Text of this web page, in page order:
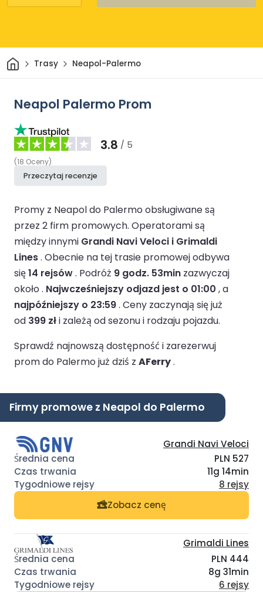
DomTrasy Neapol-Palermo
Neapol Palermo Prom
3.8 / 5
(18 Oceny)
Przeczytaj recenzje
Promy z Neapol do Palermo obsługiwane są
przez 2 firm promowych. Operatorami są
między innymi Grandi Navi Veloci i Grimaldi
Lines. Obecnie na tej trasie promowej odbywa
się14 rejsów. Podróż 9 godz. 53min zazwyczaj
około . Najwcześniejszy odjazd jest o 01:00 , a
najpóźniejszy o 23:59. Ceny zaczynają się już
od 399 złi zależą od sezonu i rodzaju pojazdu.
Sprawdź najnowszą dostępność i zarezerwuj
prom do Palermo już dziś z AFerry.
Firmy promowe z Neapol do Palermo
Grandi Navi Veloci
PLN 527
11g 14min
8 rejsy
Zobacz cenę
Grimaldi Lines
PLN 444
8g 31min
6 rejsy